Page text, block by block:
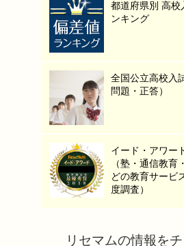
都道府県別 高校
ンキング
全国公立高校入
問題・正答）
イード・アワー
（塾・通信教育
どの教育サービ
度調査）
リセマムの情報を